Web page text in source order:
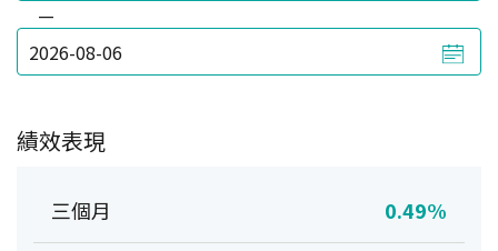
—
績效表現
三個月 0.49%